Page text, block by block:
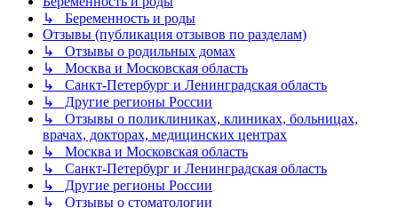
↳ Беременность и роды
Отзывы (публикация отзывов по разделам)
↳ Отзывы о родильных домах
↳ Москва и Московская область
↳ Санкт-Петербург и Ленинградская область
↳ Другие регионы России
↳ Отзывы о поликлиниках, клиниках, больницах,
врачах, докторах, медицинских центрах
↳ Москва и Московская область
↳ Санкт-Петербург и Ленинградская область
↳ Другие регионы России
↳ Отзывы о стоматологии